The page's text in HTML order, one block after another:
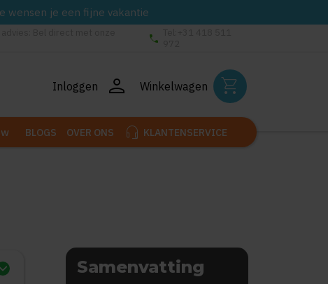
wensen je een fijne vakantie
phone
Inloggen person Winkelwagen shopping_cart
BLOGS OVER ONS headset_mic KLANTENSERVICE
Samenvatting